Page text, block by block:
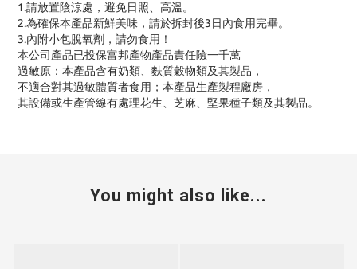
1.請放置陰涼處，避免日照、高溫。
2.為確保本產品新鮮美味，請於拆封後3日內食用完畢。
3.內附小包脫氧劑，請勿食用！
本公司產品已投保富邦產物產品責任險一千萬
過敏原：本產品含有奶類、麩質穀物類及其製品，
不適合對其過敏體質者食用；本產品生產製程廠房，
其設備或生產管線有處理花生、芝麻、堅果種子類及其製品。
You might also like...